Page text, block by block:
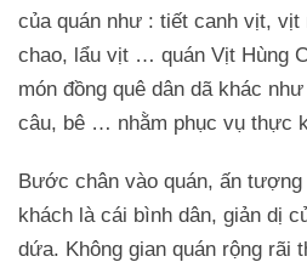
của quán như : tiết canh vịt,
chao, lẩu vịt … quán Vịt Hùng
món đồng quê dân dã khác
câu, bê … nhằm phục vụ thực
Bước chân vào quán, ấn
khách là cái bình dân, giản dị
dứa. Không gian quán rộng rãi